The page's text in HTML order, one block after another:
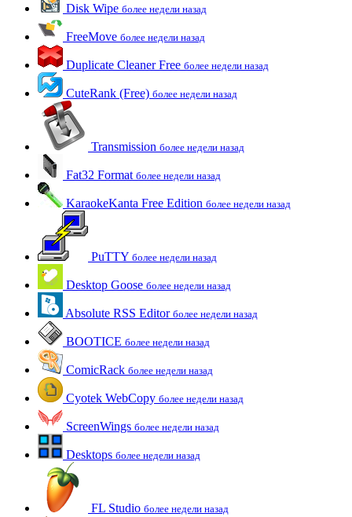
Disk Wipe более недели назад
FreeMove более недели назад
Duplicate Cleaner Free более недели назад
CuteRank (Free) более недели назад
Transmission более недели назад
Fat32 Format более недели назад
KaraokeKanta Free Edition более недели назад
PuTTY более недели назад
Desktop Goose более недели назад
Absolute RSS Editor более недели назад
BOOTICE более недели назад
ComicRack более недели назад
Cyotek WebCopy более недели назад
ScreenWings более недели назад
Desktops более недели назад
FL Studio более недели назад